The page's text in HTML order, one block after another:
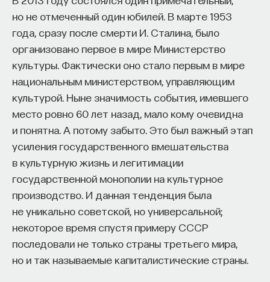
но не отмеченный один юбилей. В марте 1953
года, сразу после смерти И. Сталина, было
организовано первое в мире Министерство
культуры. Фактически оно стало первым в мире
национальным министерством, управляющим
культурой. Ныне значимость события, имевшего
место ровно 60 лет назад, мало кому очевидна
и понятна. А потому забыто. Это был важный этап
усиления государственного вмешательства
в культурную жизнь и легитимации
государственной монополии на культурное
производство. И данная тенденция была
не уникально советской, но универсальной;
некоторое время спустя примеру СССР
последовали не только страны третьего мира,
но и так называемые капиталистические страны.
процессами? Как появляются зависимость,
утомление, состояние эйфории или азарта?
Каково воздействие на работу мозга гормонов,
иммунной системы?
Ответы на эти и другие вопросы можно найти,
записавшисьна курс «Химия между нейронами:
вещества, которые управляют нами»
Пройдя этот курс, вы научитесь:
— Ориентироваться в общих принципах
работы нашего организма
— Разбираться в биохимических процессах
мозга
случается? Вместе с издательством «МИФ»
мы публикуем отрывок из книги Ирвина
Уильяма «Радость жизни. Философия
стоицизма для XXI века»
Один из способов сохранить безмятежность,
полагали стоики, — занять фаталистическую
позицию по отношению к происходящему.
Согласно Сенеке, нужно отдаться судьбе,
поскольку «большое утешение — знать, что тебя
тащит вместе со всей Вселенной».
По Эпиктету, мы должны твердо помнить, что
являемся лишь актерами в пьесе, написанной кем-
то другим, а именно Мойрами. Мы не можем
выбирать свою роль в этой пьесе, но, какая бы нам
ни досталась, должны играть ее наилучшим
образом. Если Мойры дали нам роль нищего,